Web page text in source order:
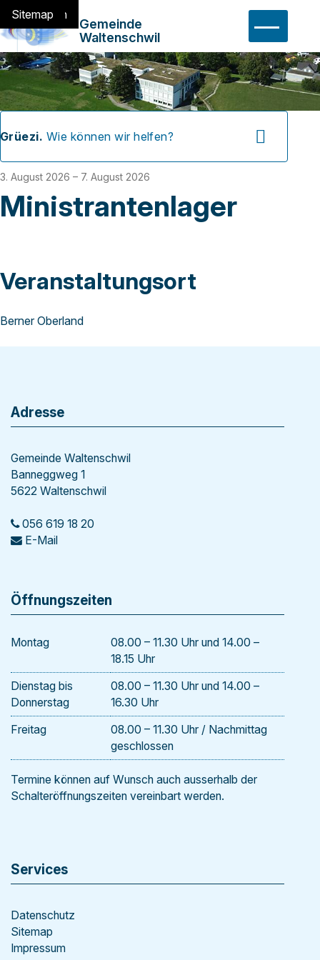
Navigieren in
Schnellnavigation
Home
Navigation
Inhalt
Suche
Sitemap
Gemeinde
Waltenschwil
Suchbegriff
Grüezi. Wie können wir helfen?
Ministrantenlager
3. August 2026 – 7. August 2026
Veranstaltungsort
Berner Oberland
Adresse
Gemeinde Waltenschwil
Banneggweg 1
5622 Waltenschwil
056 619 18 20
E-Mail
Öffnungszeiten
Montag
08.00 – 11.30 Uhr und 14.00 –
18.15 Uhr
Dienstag bis
Donnerstag
08.00 – 11.30 Uhr und 14.00 –
16.30 Uhr
Freitag
08.00 – 11.30 Uhr / Nachmittag
geschlossen
Termine können auf Wunsch auch ausserhalb der
Schalteröffnungszeiten vereinbart werden.
Services
Datenschutz
Sitemap
Impressum